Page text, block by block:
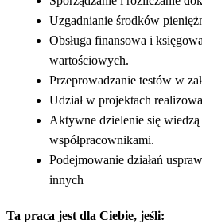
Uzgadnianie środków
Obsługa finansowa i
wartościowych.
Przeprowadzanie testów w
Udział w projektach
Aktywne dzielenie się
współpracownikami.
Podejmowanie działań
innych
Ta praca jest dla Ciebie, jeśli: